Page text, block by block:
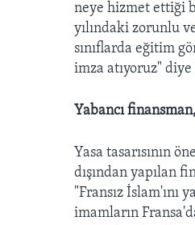
neye hizmet ettiği
yılındaki zorunlu
sınıflarda eğitim
imza atıyoruz"
Yabancı
Yasa tasarısının
dışından yapılan
"Fransız İslam'ını
imamların